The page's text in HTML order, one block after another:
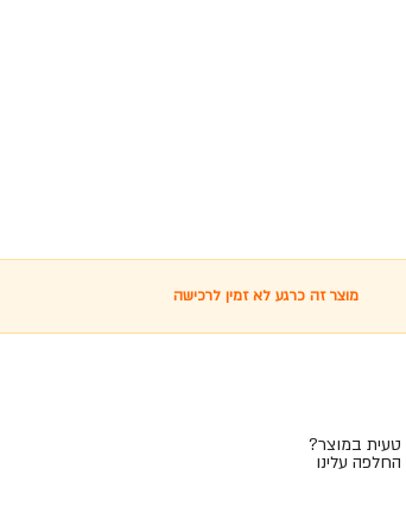
מוצר זה כרגע לא זמין לרכישה
טעית במוצר?
החלפה עלינו